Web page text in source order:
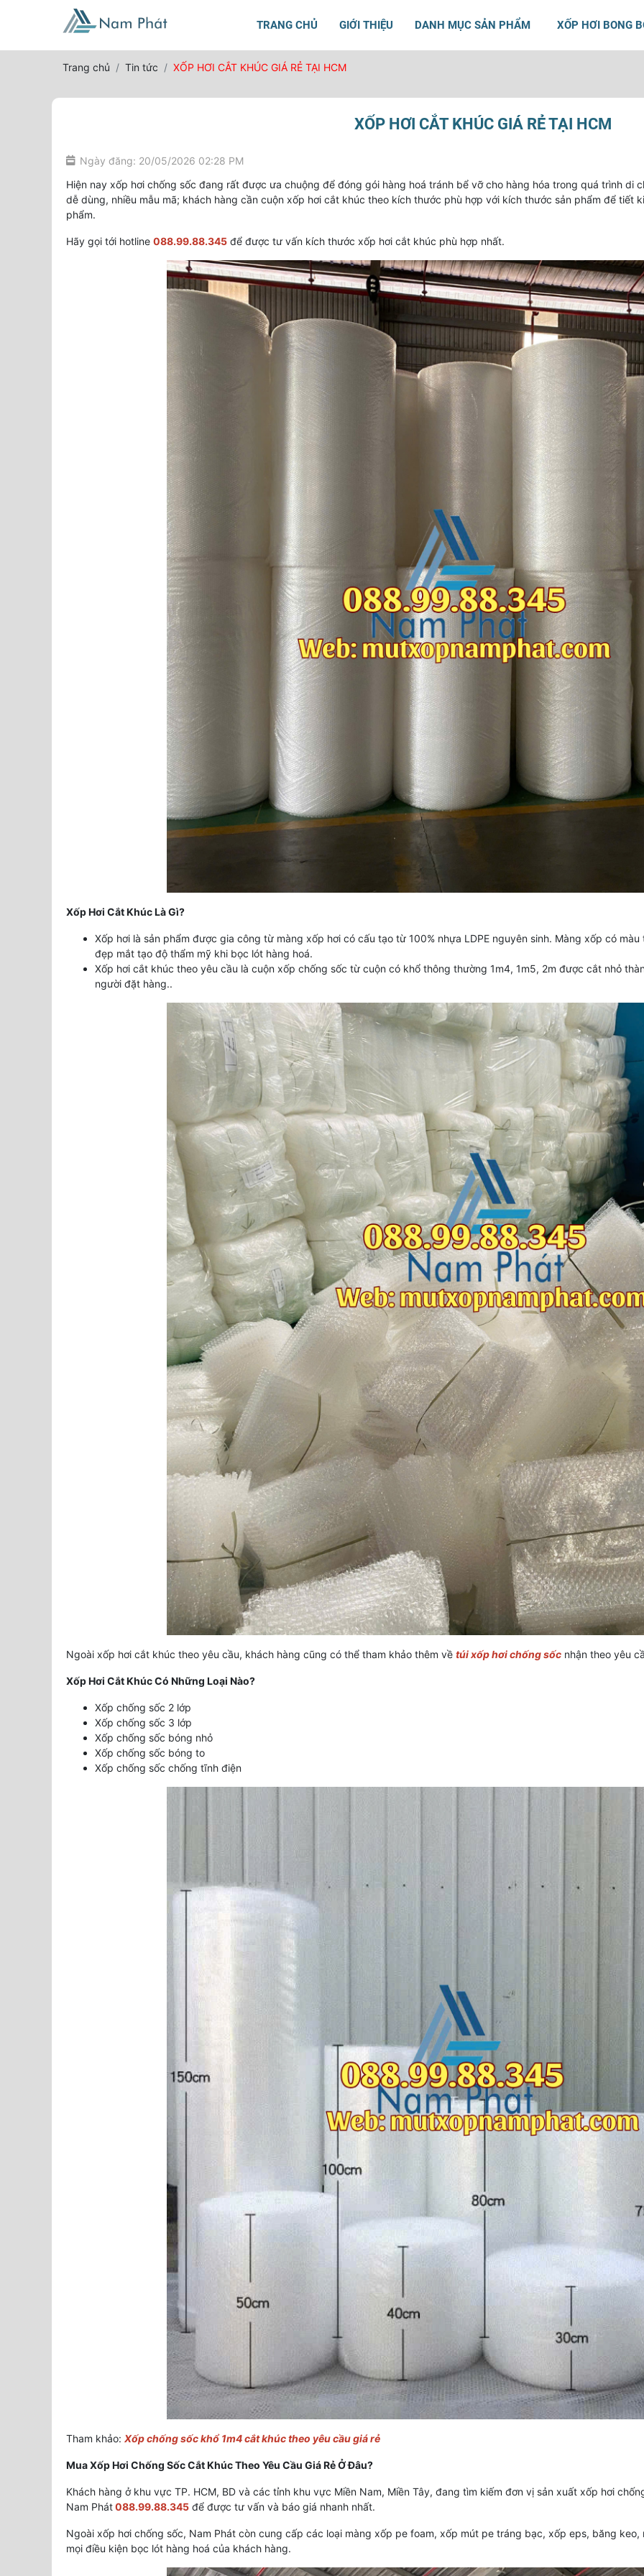
TRANG CHỦ GIỚI THIỆU DANH MỤC SẢN PHẨM XỐP HƠI BONG
Trang chủ Tin tức XỐP HƠI CẮT KHÚC GIÁ RẺ TẠI HCM
XỐP HƠI CẮT KHÚC GIÁ RẺ TẠI HCM
Ngày đăng: 20/05/2026 02:28 PM
Hiện nay xốp hơi chống sốc đang rất được ưa chuộng để đóng gói hàng hoá tránh bể vỡ cho hàng hóa trong quá trình di
dễ dùng, nhiều mẫu mã; khách hàng cần cuộn xốp hơi cắt khúc theo kích thước phù hợp với kích thước sản phẩm để tiết
phẩm.
Hãy gọi tới hotline 088.99.88.345 để được tư vấn kích thước xốp hơi cắt khúc phù hợp nhất.
Xốp Hơi Cắt Khúc Là Gì?
Xốp hơi là sản phẩm được gia công từ màng xốp hơi có cấu tạo từ 100% nhựa LDPE nguyên sinh. Màng xốp có
đẹp mắt tạo độ thẩm mỹ khi bọc lót hàng hoá.
Xốp hơi cắt khúc theo yêu cầu là cuộn xốp chống sốc từ cuộn có khổ thông thường 1m4, 1m5, 2m được cắt nhỏ
người đặt hàng..
Ngoài xốp hơi cắt khúc theo yêu cầu, khách hàng cũng có thể tham khảo thêm về túi xốp hơi chống sốc nhận theo yêu
Xốp Hơi Cắt Khúc Có Những Loại Nào?
Xốp chống sốc 2 lớp
Xốp chống sốc 3 lớp
Xốp chống sốc bóng nhỏ
Xốp chống sốc bóng to
Xốp chống sốc chống tĩnh điện
Tham khảo: Xốp chống sốc khổ 1m4 cắt khúc theo yêu cầu giá rẻ
Mua Xốp Hơi Chống Sốc Cắt Khúc Theo Yêu Cầu Giá Rẻ Ở Đâu?
Khách hàng ở khu vực TP. HCM, BD và các tỉnh khu vực Miền Nam, Miền Tây, đang tìm kiếm đơn vị sản xuất xốp hơi
Nam Phát088.99.88.345 để được tư vấn và báo giá nhanh nhất.
Ngoài xốp hơi chống sốc, Nam Phát còn cung cấp các loại màng xốp pe foam, xốp mút pe tráng bạc, xốp eps, băng
mọi điều kiện bọc lót hàng hoá của khách hàng.